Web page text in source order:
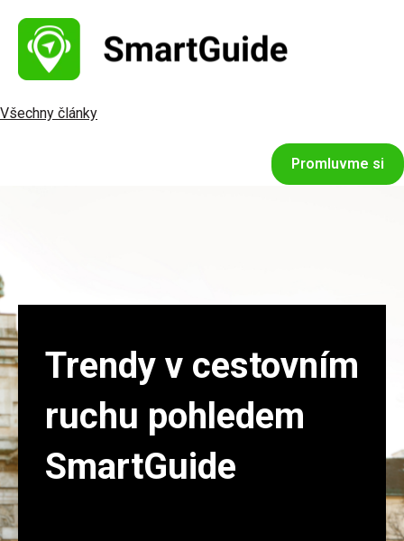
Všechny články
Promluvme si
Trendy v cestovním
ruchu pohledem
SmartGuide